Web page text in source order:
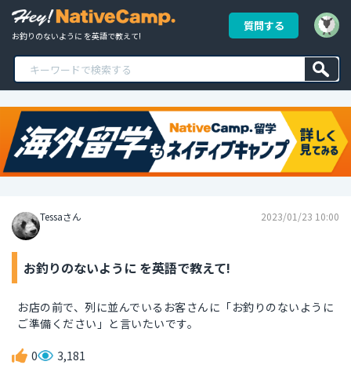
お釣りのないように を英語で教えて!
質問する
Tessaさん 2023/01/23 10:00
お釣りのないように を英語で教えて!
お店の前で、列に並んでいるお客さんに「お釣りのないように
ご準備ください」と言いたいです。
0 3,181